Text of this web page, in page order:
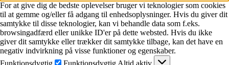
For at give dig de bedste oplevelser bruger vi teknologier som cookies
til at gemme og/eller få adgang til enhedsoplysninger. Hvis du giver dit
samtykke til disse teknologier, kan vi behandle data som f.eks.
browsingadfærd eller unikke ID'er på dette websted. Hvis du ikke
giver dit samtykke eller trækker dit samtykke tilbage, kan det have en
negativ indvirkning på visse funktioner og egenskaber.
Funktionsdygtig
Funktionsdygtig Altid aktiv